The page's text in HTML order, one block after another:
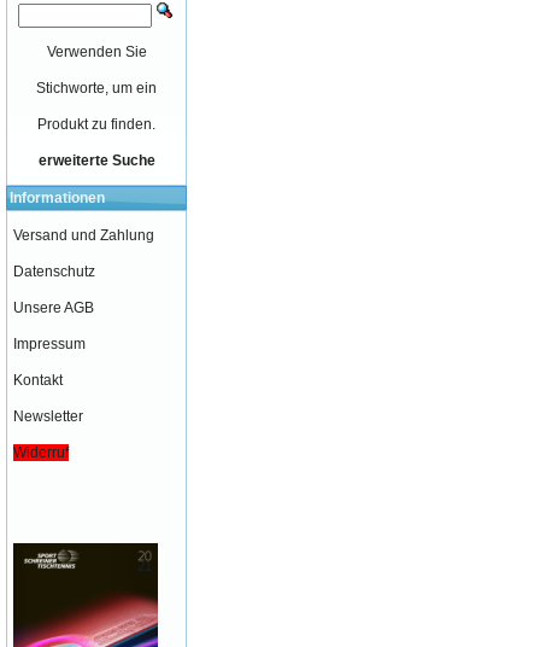
Verwenden Sie
Stichworte, um ein
Produkt zu finden.
erweiterte Suche
Informationen
Versand und Zahlung
Datenschutz
Unsere AGB
Impressum
Kontakt
Newsletter
Widerruf